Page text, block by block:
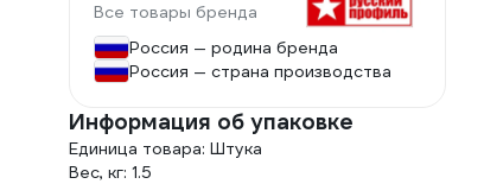
Все товары бренда
Россия — родина бренда
Россия — страна производства
Информация об упаковке
Единица товара: Штука
Вес, кг: 1.5